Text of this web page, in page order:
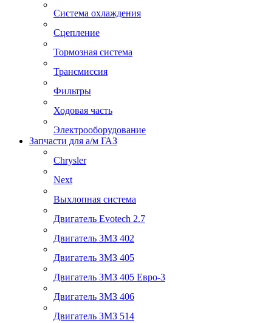
Система охлаждения
Сцепление
Тормозная система
Трансмиссия
Фильтры
Ходовая часть
Электрооборудование
Запчасти для а/м ГАЗ
Chrysler
Next
Выхлопная система
Двигатель Evotech 2.7
Двигатель ЗМЗ 402
Двигатель ЗМЗ 405
Двигатель ЗМЗ 405 Евро-3
Двигатель ЗМЗ 406
Двигатель ЗМЗ 514